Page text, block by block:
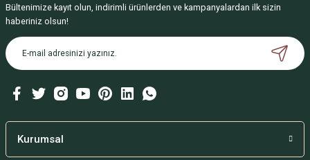
Bültenimize kayıt olun, indirimli ürünlerden ve kampanyalardan ilk sizin
haberiniz olsun!
Kurumsal